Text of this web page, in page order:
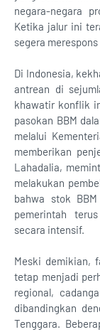
negara-negara
Ketika jalur ini
segera
Di Indonesia,
antrean di
khawatir konflik
pasokan BBM
melalui
memberikan
Lahadalia,
melakukan
bahwa stok
pemerintah
secara intensif.
Meski demikian,
tetap menjadi
regional,
dibandingkan
Tenggara.